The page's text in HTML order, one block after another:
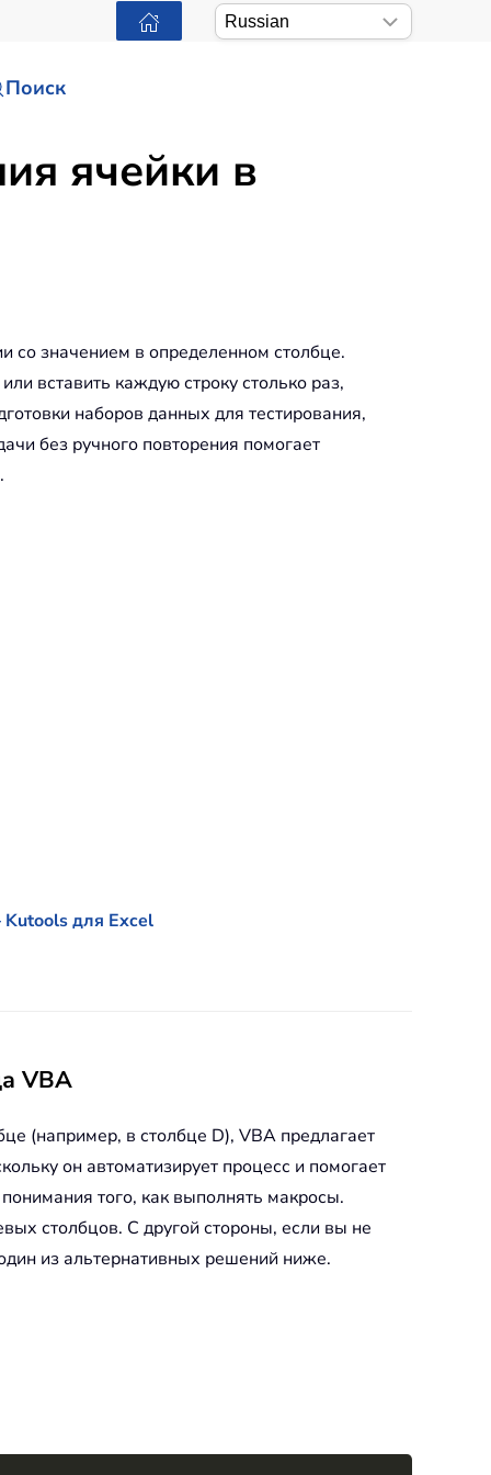
Поиск
ячейки в
со значением в определенном столбце.
вставить каждую строку столько раз,
наборов данных для тестирования,
без ручного повторения помогает
Kutools для Excel
VBA
(например, в столбце D), VBA предлагает
он автоматизирует процесс и помогает
того, как выполнять макросы.
столбцов. С другой стороны, если вы не
из альтернативных решений ниже.